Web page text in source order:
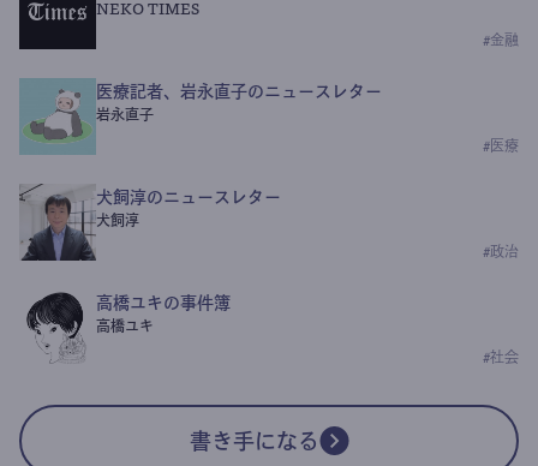
NEKO TIMES
#金融
医療記者、岩永直子のニュースレター
岩永直子
# 医療
犬飼淳のニュースレター
犬飼淳
#政治
高橋ユキの事件簿
高橋ユキ
#社会
書き手になる